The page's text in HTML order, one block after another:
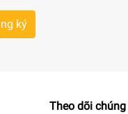
ký
Theo dõi